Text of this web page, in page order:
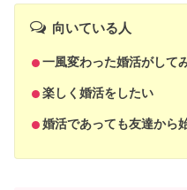
向いている人
一風変わった婚活がして
楽しく婚活をしたい
婚活であっても友達から